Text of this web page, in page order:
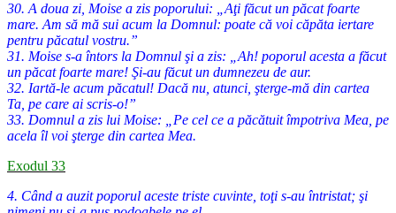
30. A doua zi, Moise a zis poporului: „Aţi făcut un păcat foarte
mare. Am să mă sui acum la Domnul: poate că voi căpăta iertare
pentru păcatul vostru.”
31. Moise s-a întors la Domnul şi a zis: „Ah! poporul acesta a făcut
un păcat foarte mare! Şi-au făcut un dumnezeu de aur.
32. Iartă-le acum păcatul! Dacă nu, atunci, şterge-mă din cartea
Ta, pe care ai scris-o!”
33. Domnul a zis lui Moise: „Pe cel ce a păcătuit împotriva Mea, pe
acela îl voi şterge din cartea Mea.
Exodul 33
4. Când a auzit poporul aceste triste cuvinte, toţi s-au întristat; şi